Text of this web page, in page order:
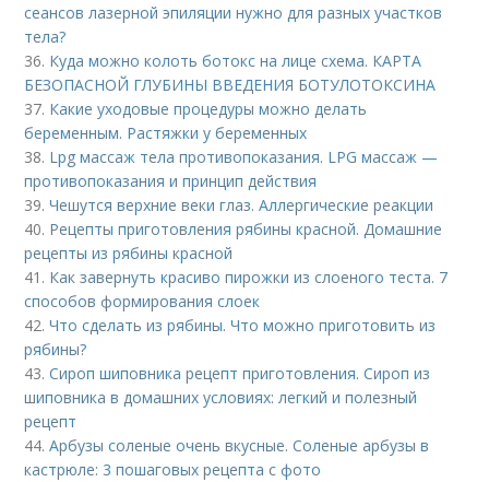
сеансов лазерной эпиляции нужно для разных участков
тела?
36. Куда можно колоть ботокс на лице схема. КАРТА
БЕЗОПАСНОЙ ГЛУБИНЫ ВВЕДЕНИЯ БОТУЛОТОКСИНА
37. Какие уходовые процедуры можно делать
беременным. Растяжки у беременных
38. Lpg массаж тела противопоказания. LPG массаж —
противопоказания и принцип действия
39.Чешутся верхние веки глаз. Аллергические реакции
40. Рецепты приготовления рябины красной. Домашние
рецепты из рябины красной
41. Как завернуть красиво пирожки из слоеного теста. 7
способов формирования слоек
42.Что сделать из рябины. Что можно приготовить из
рябины?
43.Сироп шиповника рецепт приготовления. Сироп из
шиповника в домашних условиях: легкий и полезный
рецепт
44.Арбузы соленые очень вкусные. Соленые арбузы в
кастрюле: 3 пошаговых рецепта с фото